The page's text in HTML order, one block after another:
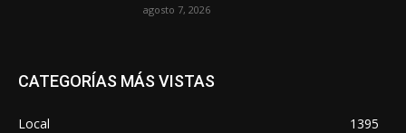
agosto 7, 2026
CATEGORÍAS MÁS VISTAS
Local
1395